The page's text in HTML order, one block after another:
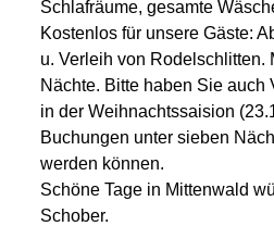
Schlafräume, gesamte
Kostenlos für unsere Gäste:
u. Verleih von Rodelschlitten.
Nächte. Bitte haben Sie auch
in der Weihnachtssaision
Buchungen unter sieben
werden können.
Schöne Tage in Mittenwald
Schober.